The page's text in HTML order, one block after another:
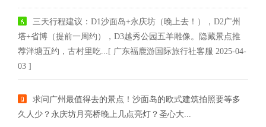
三天行程建议：D1沙面岛+永庆坊（晚上去！），D2广州
塔+省博（提前一周约），D3越秀公园五羊雕像。隐藏景点推
荐泮塘五约，古村里吃...[ 广东福鹿游国际旅行社客服 2025-04-
03 ]
求问广州最值得去的景点！沙面岛的欧式建筑拍照要等多
久人少？永庆坊月亮桥晚上几点亮灯？圣心大...